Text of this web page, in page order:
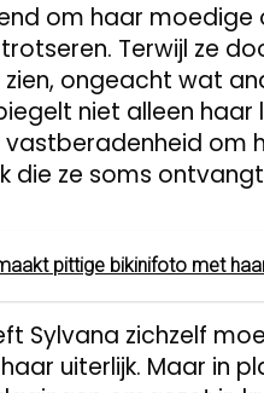
om haar
Terwijl ze
ongeacht wat
niet alleen haar
om
die ze soms
pittige bikinifoto met
Sylvana zichzelf
uiterlijk. Maar in